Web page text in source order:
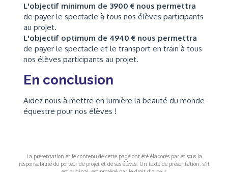
L'objectif minimum de 3900 € nous permettra
de payer le spectacle à tous nos élèves participants
au projet.
L'objectif optimum de 4940 € nous permettra
de payer le spectacle et le transport en train à tous
nos élèves participants au projet.
En conclusion
Aidez nous à mettre en lumière la beauté du monde
équestre pour nos élèves !
La présentation et le contenu de cette page ont été élaborés par et sous la
responsabilité du porteur de projet et de ses élèves. Un texte de présentation, s'il